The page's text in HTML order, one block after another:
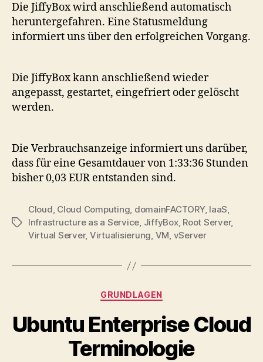
Die JiffyBox wird anschließend automatisch
heruntergefahren. Eine Statusmeldung
informiert uns über den erfolgreichen Vorgang.
Die JiffyBox kann anschließend wieder
angepasst, gestartet, eingefriert oder gelöscht
werden.
Die Verbrauchsanzeige informiert uns darüber,
dass für eine Gesamtdauer von 1:33:36 Stunden
bisher 0,03 EUR entstanden sind.
Tags
Cloud, Cloud Computing, domainFACTORY, IaaS,
Infrastructure as a Service, JiffyBox, Root Server,
Virtual Server, Virtualisierung, VM, vServer
Categories
GRUNDLAGEN
Ubuntu Enterprise Cloud
Terminologie